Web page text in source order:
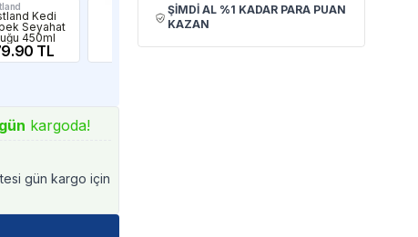
Kedi
Seyahat
450ml
TL
Pawgether
Pawgether Pure
Travel 1 4in1
Seyahat Suluğu
434.90 TL
kargoda!
gün kargo için
ŞİMDİ AL %1 KADAR PARA PUAN
KAZAN